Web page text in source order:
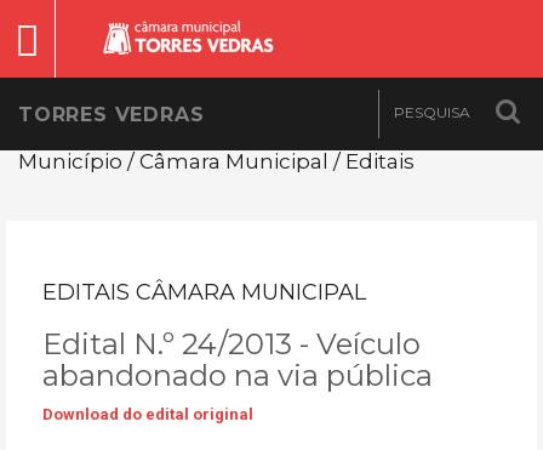
TORRES VEDRAS
Município / Câmara Municipal / Editais
EDITAIS CÂMARA MUNICIPAL
Edital N.º 24/2013 - Veículo
abandonado na via pública
Download do edital original